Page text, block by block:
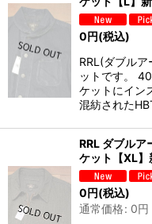
0円(税込)
RRL(ダブル
ットです。
ケットにイン
混紡された
RRL ダブルア
ケット【XL】
0円(税込)
通常価格: 0円